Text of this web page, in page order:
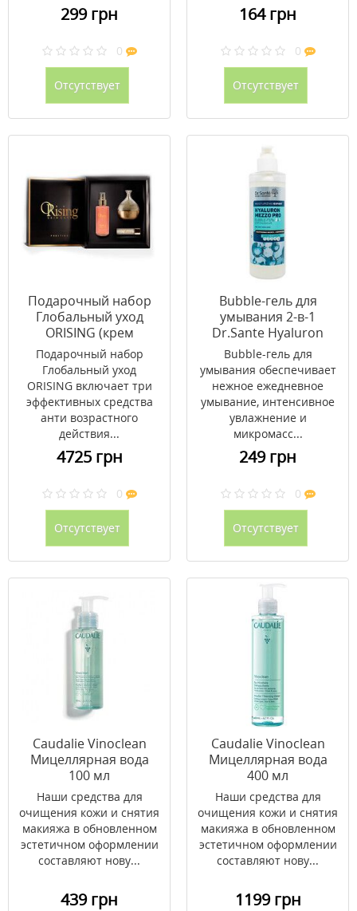
299 грн
0
Отсутствует
164 грн
0
Отсутствует
Подарочный набор
Глобальный уход
ORISING (крем
антиейдж,
тонизирующая вода
малина, флюид для
глаз)
Подарочный набор
Глобальный уход
ORISING включает три
эффективных средства
анти возрастного
действия...
4725 грн
0
Отсутствует
Bubble-гель для
умывания 2-в-1
Dr.Sante Hyaluron
Mezzo Pro 200 мл
Bubble-гель для
умывания обеспечивает
нежное ежедневное
умывание, интенсивное
увлажнение и
микромасс...
249 грн
0
Отсутствует
Caudalie Vinoclean
Мицеллярная вода
100 мл
Наши средства для
очищения кожи и снятия
макияжа в обновленном
эстетичном оформлении
составляют нову...
439 грн
Caudalie Vinoclean
Мицеллярная вода
400 мл
Наши средства для
очищения кожи и снятия
макияжа в обновленном
эстетичном оформлении
составляют нову...
1199 грн